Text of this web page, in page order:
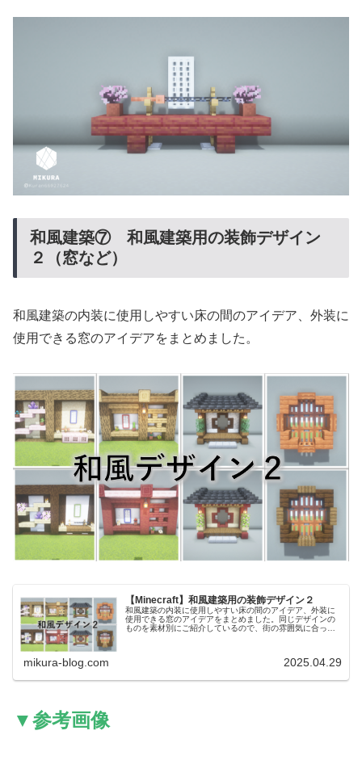
和風建築⑦ 和風建築用の装飾デザイン
２（窓など）
和風建築の内装に使用しやすい床の間のアイデア、外装に
使用できる窓のアイデアをまとめました。
【Minecraft】和風建築用の装飾デザイン２
和風建築の内装に使用しやすい床の間のアイデア、外装に
使用できる窓のアイデアをまとめました。同じデザインの
ものを素材別にご紹介しているので、街の雰囲気に合った
mikura-blog.com 2025.04.29
▼参考画像